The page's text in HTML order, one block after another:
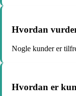
Hvordan
Nogle kunder er
Hvordan er